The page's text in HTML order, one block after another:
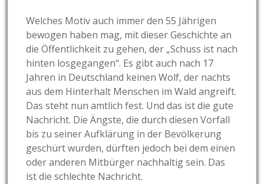
Welches Motiv auch immer den 55 Jährigen
bewogen haben mag, mit dieser Geschichte an
die Öffentlichkeit zu gehen, der „Schuss ist nach
hinten losgegangen“. Es gibt auch nach 17
Jahren in Deutschland keinen Wolf, der nachts
aus dem Hinterhalt Menschen im Wald angreift.
Das steht nun amtlich fest. Und das ist die gute
Nachricht. Die Ängste, die durch diesen Vorfall
bis zu seiner Aufklärung in der Bevölkerung
geschürt wurden, dürften jedoch bei dem einen
oder anderen Mitbürger nachhaltig sein. Das
ist die schlechte Nachricht.